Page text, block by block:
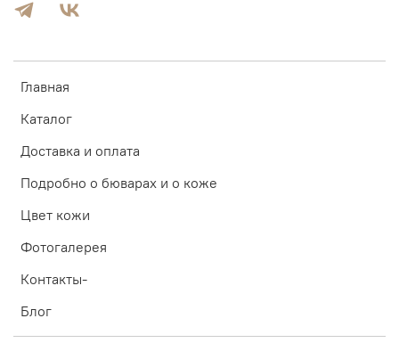
Главная
Каталог
Доставка и оплата
Подробно о бюварах и о коже
Цвет кожи
Фотогалерея
Контакты-
Блог